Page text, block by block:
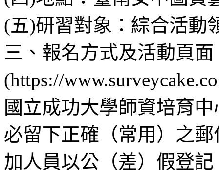
(五)研習對象：綜合活動
三、報名方式及活動頁面
(https://
國立成功大學師資培育
必留下正確（常用）之
加人員以公（差）假登